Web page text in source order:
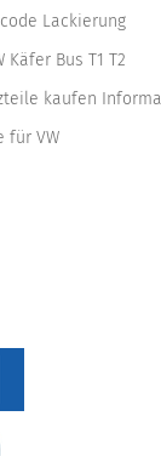
Lackierung
Bus T1 T2
kaufen
für VW